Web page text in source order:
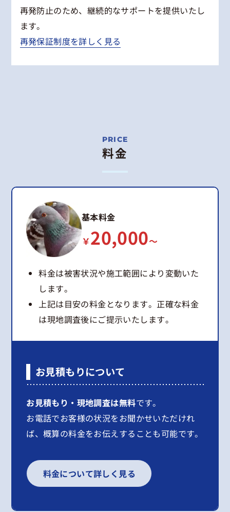
再発防止のため、継続的なサポートを提供いたし
ます。
再発保証制度を詳しく見る
料金
基本料金
￥20,000～
料金は被害状況や施工範囲により変動いた
します。
上記は目安の料金となります。正確な料金
は現地調査後にご提示いたします。
お見積もりについて
お見積もり・現地調査は無料です。
お電話でお客様の状況をお聞かせいただけれ
ば、概算の料金をお伝えすることも可能です。
料金について詳しく見る